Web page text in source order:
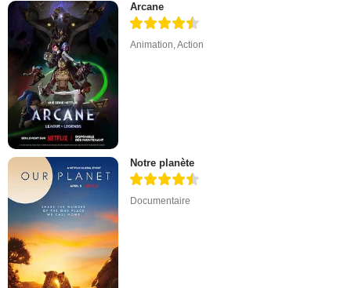
Arcane
Animation,Action
Notre planète
Documentaire